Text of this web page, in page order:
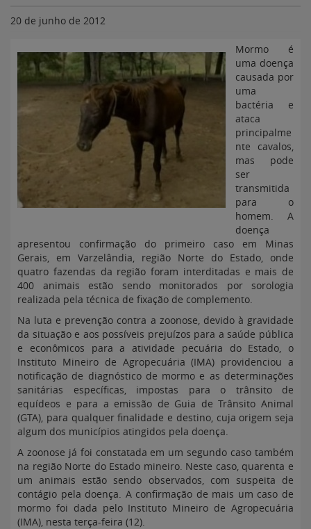
20 de junho de 2012
Mormo é
uma doença
causada por
uma
bactéria e
ataca
principalme
nte cavalos,
mas pode
ser
transmitida
para o
homem. A
doença
apresentou confirmação do primeiro caso em Minas
Gerais, em Varzelândia, região Norte do Estado, onde
quatro fazendas da região foram interditadas e mais de
400 animais estão sendo monitorados por sorologia
realizada pela técnica de fixação de complemento.
Na luta e prevenção contra a zoonose, devido à gravidade
da situação e aos possíveis prejuízos para a saúde pública
e econômicos para a atividade pecuária do Estado, o
Instituto Mineiro de Agropecuária (IMA) providenciou a
notificação de diagnóstico de mormo e as determinações
sanitárias específicas, impostas para o trânsito de
equídeos e para a emissão de Guia de Trânsito Animal
(GTA), para qualquer finalidade e destino, cuja origem seja
algum dos municípios atingidos pela doença.
A zoonose já foi constatada em um segundo caso também
na região Norte do Estado mineiro. Neste caso, quarenta e
um animais estão sendo observados, com suspeita de
contágio pela doença. A confirmação de mais um caso de
mormo foi dada pelo Instituto Mineiro de Agropecuária
(IMA), nesta terça-feira (12).